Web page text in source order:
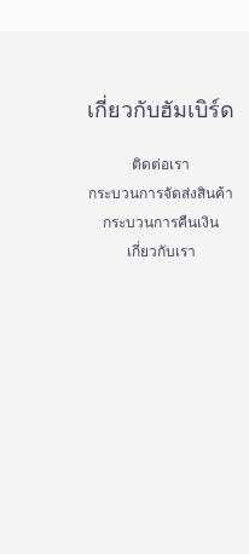
เกี่ยวกับฮัมเบิร์ด
ติดต่อเรา
กระบวนการจัดส่งสินค้า
กระบวนการคืนเงิน
เกี่ยวกับเรา